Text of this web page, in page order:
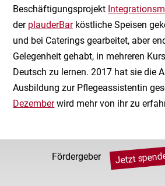
Beschäftigungsprojekt
der plauderBarköstliche Speisen
und bei Caterings gearbeitet, aber
Gelegenheit gehabt, in mehreren
Deutsch zu lernen. 2017 hat sie die
Ausbildung zur Pflegeassistentin
Dezemberwird mehr von ihr zu
Fördergeber Jetzt